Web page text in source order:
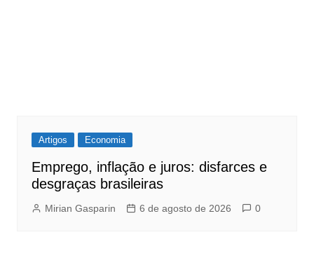
Artigos Economia
Emprego, inflação e juros: disfarces e
desgraças brasileiras
Mirian Gasparin 6 de agosto de 2026 0